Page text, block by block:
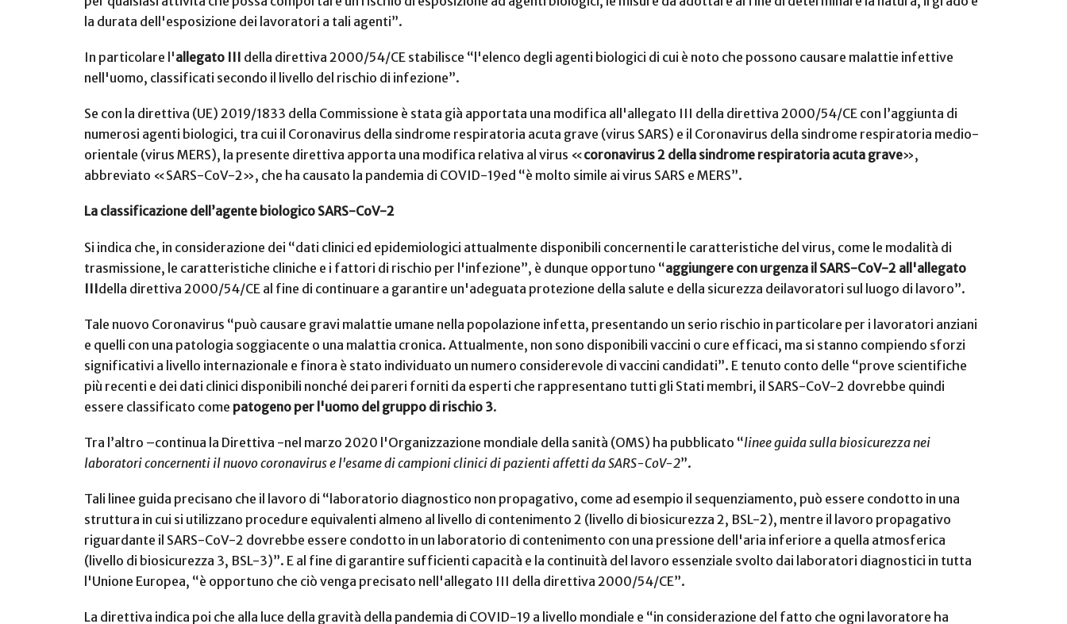
la durata dell'esposizione dei lavoratori a tali agenti”.
In particolare l'allegato III della direttiva 2000/54/CE stabilisce “l'elenco degli agenti biologici di cui è noto che possono causare malattie infettive
nell'uomo, classificati secondo il livello del rischio di infezione”.
Se con la direttiva (UE) 2019/1833 della Commissione è stata già apportata una modifica all'allegato III della direttiva 2000/54/CE con l’aggiunta di
numerosi agenti biologici, tra cui il Coronavirus della sindrome respiratoria acuta grave (virus SARS) e il Coronavirus della sindrome respiratoria medio-
orientale (virus MERS), la presente direttiva apporta una modifica relativa al virus «coronavirus 2 della sindrome respiratoria acuta grave»,
abbreviato «SARS-CoV-2», che ha causato la pandemia di COVID-19ed “è molto simile ai virus SARS e MERS”.
La classificazione dell’agente biologico SARS-CoV-2
Si indica che, in considerazione dei “dati clinici ed epidemiologici attualmente disponibili concernenti le caratteristiche del virus, come le modalità di
trasmissione, le caratteristiche cliniche e i fattori di rischio per l'infezione”, è dunque opportuno “aggiungere con urgenza il SARS-CoV-2 all'allegato
IIIdella direttiva 2000/54/CE al fine di continuare a garantire un'adeguata protezione della salute e della sicurezza deilavoratori sul luogo di lavoro”.
Tale nuovo Coronavirus “può causare gravi malattie umane nella popolazione infetta, presentando un serio rischio in particolare per i lavoratori anziani
e quelli con una patologia soggiacente o una malattia cronica. Attualmente, non sono disponibili vaccini o cure efficaci, ma si stanno compiendo sforzi
significativi a livello internazionale e finora è stato individuato un numero considerevole di vaccini candidati”. E tenuto conto delle “prove scientifiche
più recenti e dei dati clinici disponibili nonché dei pareri forniti da esperti che rappresentano tutti gli Stati membri, il SARS-CoV-2 dovrebbe quindi
essere classificato come patogeno per l'uomo del gruppo di rischio 3.
Tra l’altro –continua la Direttiva -nel marzo 2020 l'Organizzazione mondiale della sanità (OMS) ha pubblicato “linee guida sulla biosicurezza nei
laboratori concernenti il nuovo coronavirus e l'esame di campioni clinici di pazienti affetti da SARS-CoV-2”.
Tali linee guida precisano che il lavoro di “laboratorio diagnostico non propagativo, come ad esempio il sequenziamento, può essere condotto in una
struttura in cui si utilizzano procedure equivalenti almeno al livello di contenimento 2 (livello di biosicurezza 2, BSL-2), mentre il lavoro propagativo
riguardante il SARS-CoV-2 dovrebbe essere condotto in un laboratorio di contenimento con una pressione dell'aria inferiore a quella atmosferica
(livello di biosicurezza 3, BSL-3)”. E al fine di garantire sufficienti capacità e la continuità del lavoro essenziale svolto dai laboratori diagnostici in tutta
l'Unione Europea, “è opportuno che ciò venga precisato nell'allegato III della direttiva 2000/54/CE”.
La direttiva indica poi che alla luce della gravità della pandemia di COVID-19 a livello mondiale e “in considerazione del fatto che ogni lavoratore ha